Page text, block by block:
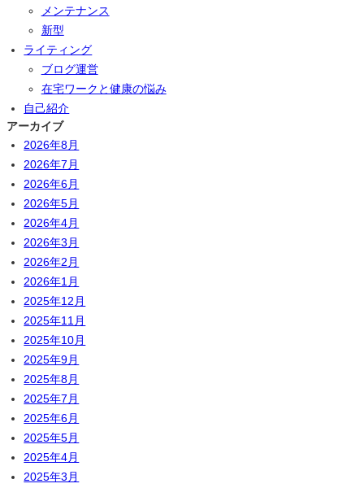
メンテナンス
新型
ライティング
ブログ運営
在宅ワークと健康の悩み
自己紹介
アーカイブ
2026年8月
2026年7月
2026年6月
2026年5月
2026年4月
2026年3月
2026年2月
2026年1月
2025年12月
2025年11月
2025年10月
2025年9月
2025年8月
2025年7月
2025年6月
2025年5月
2025年4月
2025年3月